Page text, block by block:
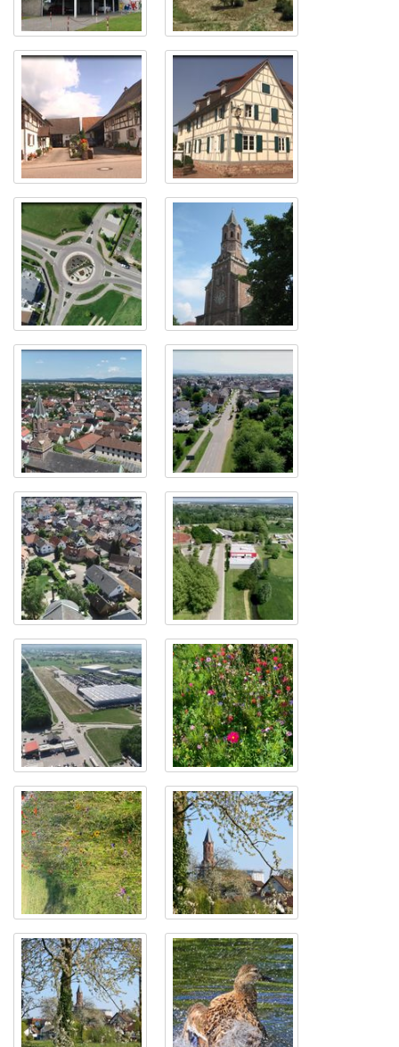
Die
Gemeinschaftsschule
Bietigheim
Bietigheims
Panorama
Die Kelterei
Rastätter
Restaurant Traube